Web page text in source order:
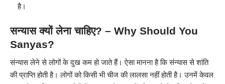
है।
सन्यास क्यों लेना चाहिए? – Why Should You
Sanyas?
संन्यास लेने से लोगों के दुख कम हो जाते हैं। ऐसा मानना है कि संन्यास से शांति
की प्राप्ति होती है। लोगों को किसी भी चीज की लालसा नहीं होती है। उनमें केवल